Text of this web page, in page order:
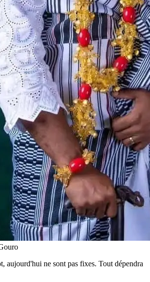
aujourd'hui ne sont pas fixes. Tout dépendra